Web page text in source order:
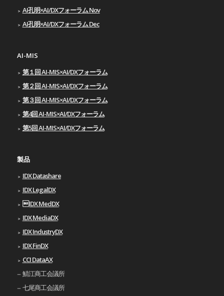
AI孔明×AI/DXフォーラム Nov
AI孔明×AI/DXフォーラム Dec
AI-MIS
第１回 AI-MIS×AI/DXフォーラム
第２回 AI-MIS×AI/DXフォーラム
第３回 AI-MIS×AI/DXフォーラム
第4回 AI-MIS×AI/DXフォーラム
第5回 AI-MIS×AI/DXフォーラム
製品
IDX Datashare
IDX LegalDX
IDX MedDX
IDX MediaDX
IDX IndustryDX
IDX FinDX
CCI DataAX
鯖江商工会議所
七尾商工会議所